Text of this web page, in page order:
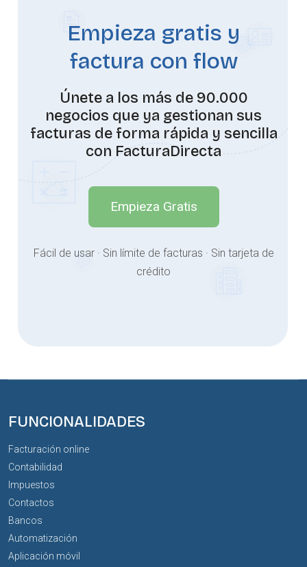
Empieza gratis y
factura con flow
Únete a los más de 90.000
negocios que ya gestionan sus
facturas de forma rápida y sencilla
con FacturaDirecta
Empieza Gratis
Fácil de usar · Sin límite de facturas · Sin tarjeta de
crédito
FUNCIONALIDADES
Facturación online
Contabilidad
Impuestos
Contactos
Bancos
Automatización
Aplicación móvil